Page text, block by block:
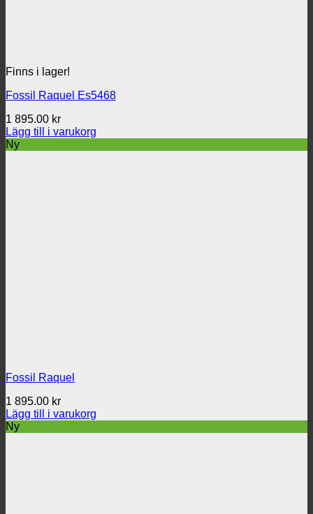
Finns i lager!
Fossil Raquel Es5468
1 895.00 kr
Lägg till i varukorg
Ny
Fossil Raquel
1 895.00 kr
Lägg till i varukorg
Ny